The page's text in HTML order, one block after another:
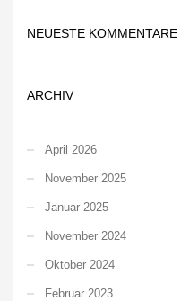
NEUESTE KOMMENTARE
ARCHIV
April 2026
November 2025
Januar 2025
November 2024
Oktober 2024
Februar 2023